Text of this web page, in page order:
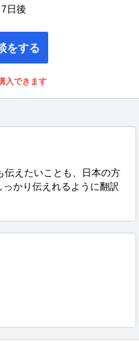
日後
をする
入できます
伝えたいことも、日本の方
かり伝えれるように翻訳